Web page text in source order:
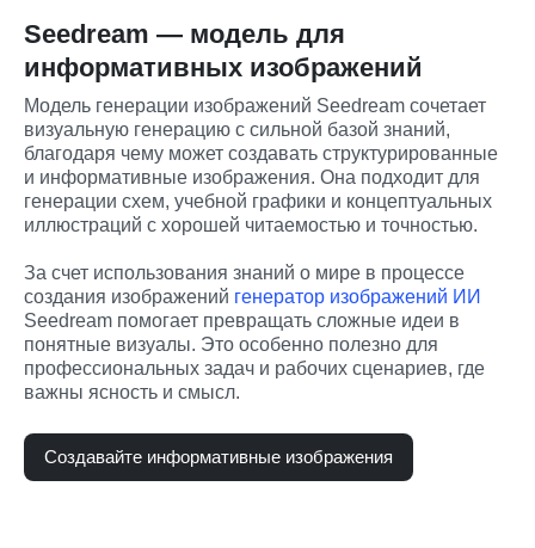
Seedream — модель для
информативных изображений
Модель генерации изображений Seedream сочетает
визуальную генерацию с сильной базой знаний,
благодаря чему может создавать структурированные
и информативные изображения. Она подходит для
генерации схем, учебной графики и концептуальных
иллюстраций с хорошей читаемостью и точностью.
За счет использования знаний о мире в процессе
создания изображений генератор изображений ИИ
Seedream помогает превращать сложные идеи в
понятные визуалы. Это особенно полезно для
профессиональных задач и рабочих сценариев, где
важны ясность и смысл.
Создавайте информативные изображения